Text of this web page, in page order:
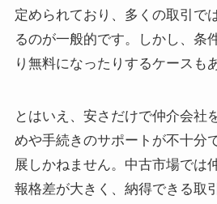
定められており、多くの取引で
るのが一般的です。しかし、条
り無料になったりするケースも
とはいえ、安さだけで仲介会社
めや手続きのサポートが不十分
展しかねません。中古市場では
報格差が大きく、納得できる取